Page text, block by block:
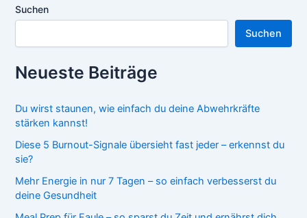
Suchen
Suchen
Neueste Beiträge
Du wirst staunen, wie einfach du deine Abwehrkräfte
stärken kannst!
Diese 5 Burnout-Signale übersieht fast jeder – erkennst du
sie?
Mehr Energie in nur 7 Tagen – so einfach verbesserst du
deine Gesundheit